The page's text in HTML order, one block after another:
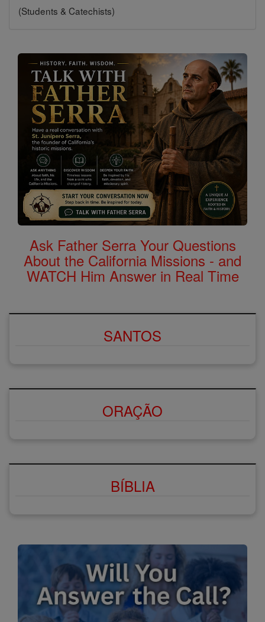
(Students & Catechists)
Ask Father Serra Your Questions
About the California Missions - and
WATCH Him Answer in Real Time
SANTOS
ORAÇÃO
BÍBLIA